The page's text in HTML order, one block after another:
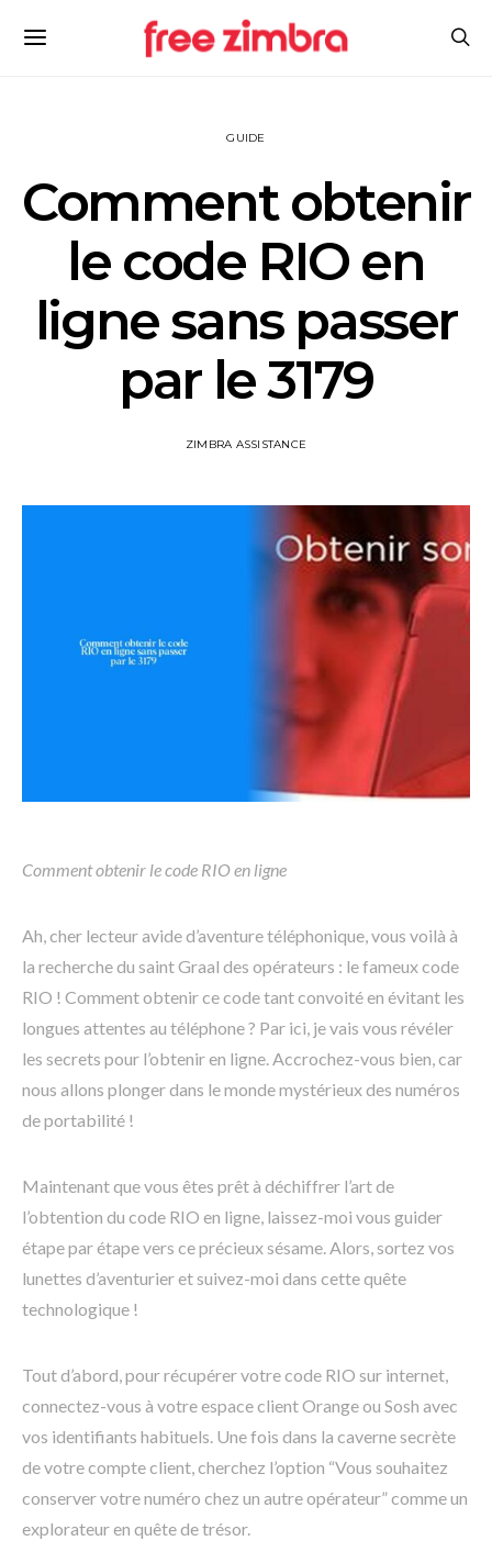
GUIDE
Comment obtenir
le code RIO en
ligne sans passer
par le 3179
ZIMBRA ASSISTANCE
Comment obtenir le code RIO en ligne
Ah, cher lecteur avide d’aventure téléphonique, vous voilà à
la recherche du saint Graal des opérateurs : le fameux code
RIO ! Comment obtenir ce code tant convoité en évitant les
longues attentes au téléphone ? Par ici, je vais vous révéler
les secrets pour l’obtenir en ligne. Accrochez-vous bien, car
nous allons plonger dans le monde mystérieux des numéros
de portabilité !
Maintenant que vous êtes prêt à déchiffrer l’art de
l’obtention du code RIO en ligne, laissez-moi vous guider
étape par étape vers ce précieux sésame. Alors, sortez vos
lunettes d’aventurier et suivez-moi dans cette quête
technologique !
Tout d’abord, pour récupérer votre code RIO sur internet,
connectez-vous à votre espace client Orange ou Sosh avec
vos identifiants habituels. Une fois dans la caverne secrète
de votre compte client, cherchez l’option “Vous souhaitez
conserver votre numéro chez un autre opérateur” comme un
explorateur en quête de trésor.